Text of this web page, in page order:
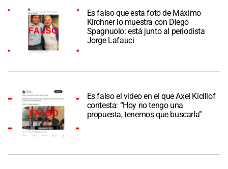
Es falso que esta foto de Máximo
Kirchner lo muestra con Diego
Spagnuolo: está junto al periodista
Jorge Lafauci
Es falso el video en el que Axel Kicillof
contesta: “Hoy no tengo una
propuesta, tenemos que buscarla”